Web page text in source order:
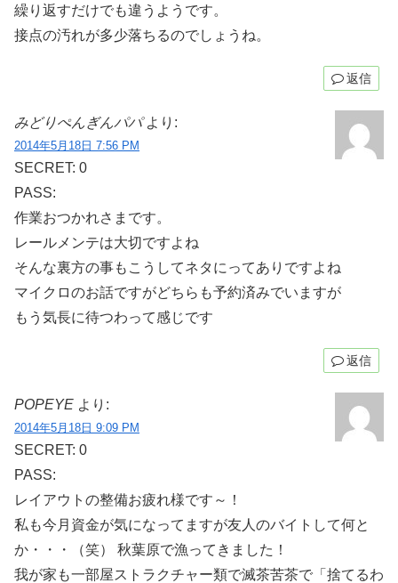
繰り返すだけでも違うようです。
接点の汚れが多少落ちるのでしょうね。
返信
みどりぺんぎんパパ より:
2014年5月18日 7:56 PM
SECRET: 0
PASS:
作業おつかれさまです。
レールメンテは大切ですよね
そんな裏方の事もこうしてネタにってありですよね
マイクロのお話ですがどちらも予約済みでいますが
もう気長に待つわって感じです
返信
POPEYE より:
2014年5月18日 9:09 PM
SECRET: 0
PASS:
レイアウトの整備お疲れ様です～！
私も今月資金が気になってますが友人のバイトして何と
か・・・（笑） 秋葉原で漁ってきました！
我が家も一部屋ストラクチャー類で滅茶苦茶で「捨てるわ